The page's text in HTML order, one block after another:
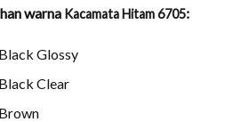
warna Kacamata Hitam 6705:
Black Glossy
Black Clear
Brown